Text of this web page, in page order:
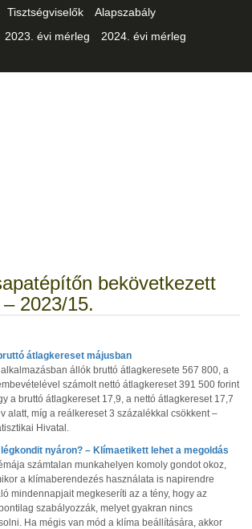
Tisztségviselők
Alapszabály
2023. évi mérleg
2024. évi mérleg
bekövetkezett
2023/15.
átlagkereset májusban
állók bruttó átlagkeresete 567 800, a
számolt nettó átlagkereset 391 500 forint
a bruttó átlagkereset 17,9, a nettó átlagkereset 17,7
alatt, míg a reálkereset 3 százalékkal csökkent –
Hivatal.
nyáron? – Klímaetikett lehet a megoldás
számtalan munkahelyen komoly gondot okoz,
a klímaberendezés használata is napirendre
mindennapjait megkeseríti az a tény, hogy az
szabályozzák, melyet gyakran nincs
Ha mégis van mód a klíma beállítására, akkor